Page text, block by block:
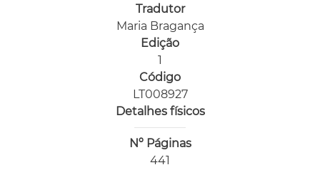
Tradutor
Maria Bragança
Edição
1
Código
LT008927
Detalhes físicos
Nº Páginas
441